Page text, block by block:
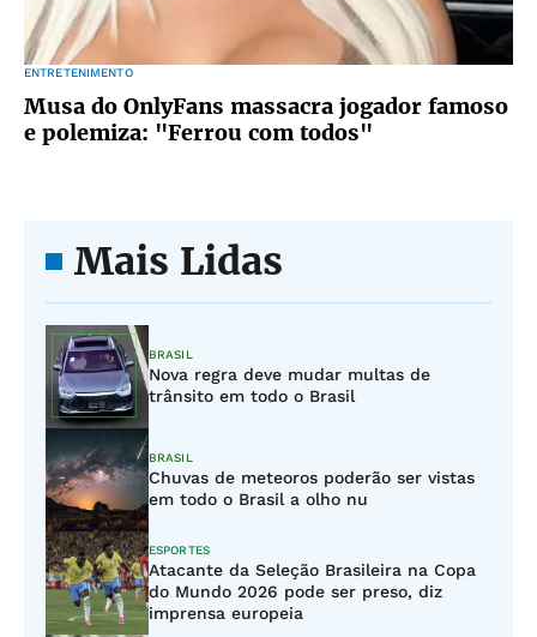
ENTRETENIMENTO
Musa do OnlyFans massacra jogador famoso
e polemiza: "Ferrou com todos"
Mais Lidas
BRASIL
Nova regra deve mudar multas de
trânsito em todo o Brasil
BRASIL
Chuvas de meteoros poderão ser vistas
em todo o Brasil a olho nu
ESPORTES
Atacante da Seleção Brasileira na Copa
do Mundo 2026 pode ser preso, diz
imprensa europeia